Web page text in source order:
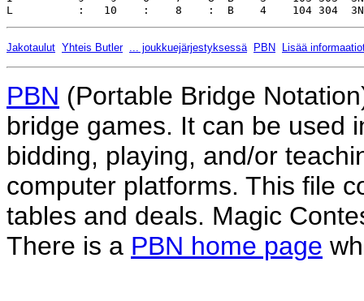
Jakotaulut Yhteis Butler ... joukkuejärjestyksessä PBN Lisää
PBN (Portable Bridge
bridge games. It can be used
bidding, playing, and/or
computer platforms. This file
tables and deals. Magic
There is a PBN home page